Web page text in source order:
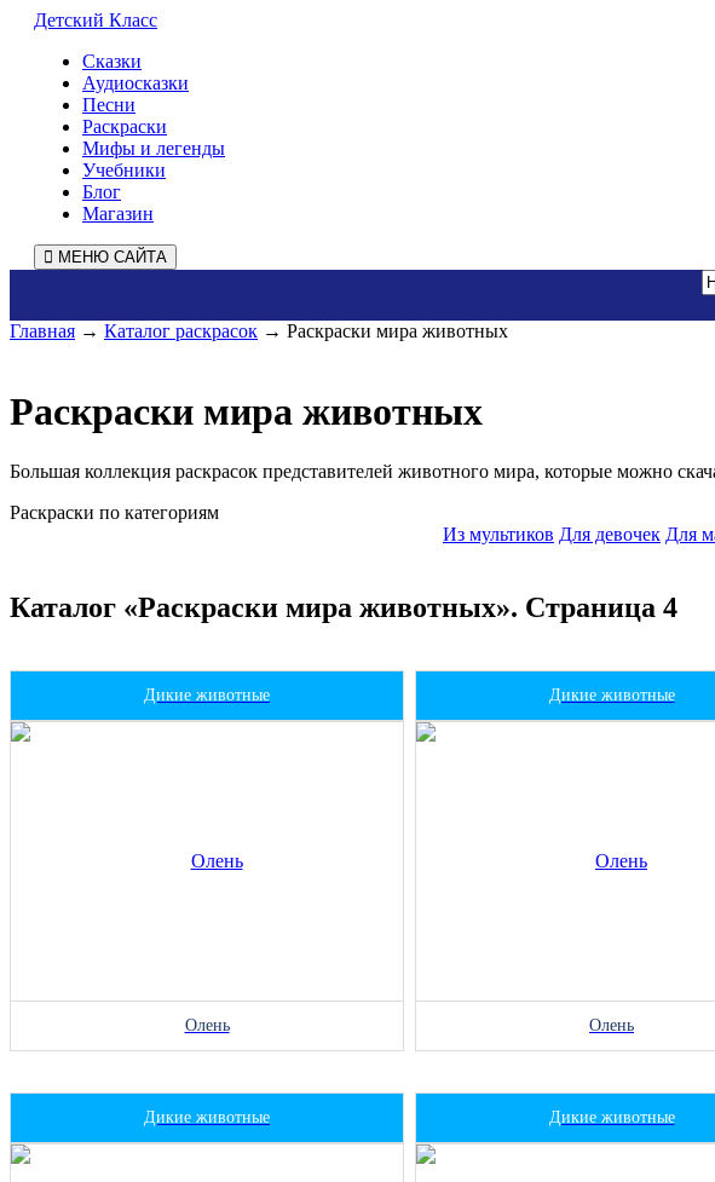
Детский Класс
Сказки
Аудиосказки
Песни
Раскраски
Мифы и легенды
Учебники
Блог
Магазин
МЕНЮ САЙТА
Главная → Каталог раскрасок → Раскраски мира животных
Раскраски мира животных
Большая коллекция раскрасок представителей животного мира, которые можно
Раскраски по категориям
Из мультиков Для девочек Для
Каталог «Раскраски мира животных». Страница 4
Дикие животные
Олень
Дикие животные
Олень
Дикие животные Дикие животные